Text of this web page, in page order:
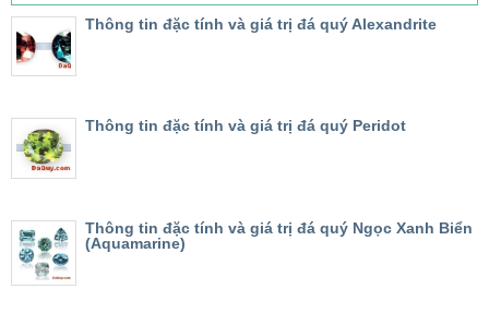
Thông tin đặc tính và giá trị đá quý Alexandrite
Thông tin đặc tính và giá trị đá quý Peridot
Thông tin đặc tính và giá trị đá quý Ngọc Xanh Biển
(Aquamarine)